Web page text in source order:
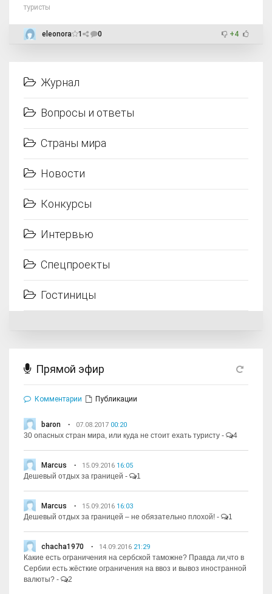
туристы
eleonora 1 0 +4
Журнал
Вопросы и ответы
Страны мира
Новости
Конкурсы
Интервью
Спецпроекты
Гостиницы
Прямой эфир
Комментарии Публикации
baron 07.08.2017 00:20
30 опасных стран мира, или куда не стоит ехать туристу - 4
Marcus 15.09.2016 16:05
Дешевый отдых за границей - 1
Marcus 15.09.2016 16:03
Дешевый отдых за границей – не обязательно плохой! - 1
chacha1970 14.09.2016 21:29
Какие есть ограничения на сербской таможне? Правда ли,что в
Сербии есть жёсткие ограничения на ввоз и вывоз иностранной
валюты? - 2